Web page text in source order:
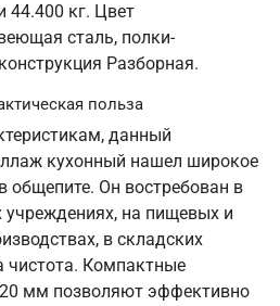
44.400 кг. Цвет
сталь, полки-
Разборная.
польза
данный
кухонный нашел широкое
общепите. Он востребован в
учреждениях, на пищевых и
в складских
чистота. Компактные
мм позволяют эффективно